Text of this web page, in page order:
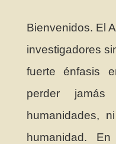
Bienvenidos. El
investigadores
fuerte énfasis
perder
humanidades,
humanidad.